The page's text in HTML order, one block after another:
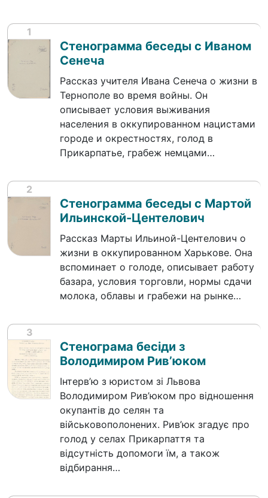
1
Стенограмма беседы с Иваном
Сенеча
Рассказ учителя Ивана Сенеча о жизни в
Тернополе во время войны. Он
описывает условия выживания
населения в оккупированном нацистами
городе и окрестностях, голод в
Прикарпатье, грабеж немцами…
2
Стенограмма беседы с Мартой
Ильинской-Центелович
Рассказ Марты Ильиной-Центелович о
жизни в оккупированном Харькове. Она
вспоминает о голоде, описывает работу
базара, условия торговли, нормы сдачи
молока, облавы и грабежи на рынке…
3
Стенограма бесіди з
Володимиром Рив’юком
Інтерв’ю з юристом зі Львова
Володимиром Рив’юком про відношення
окупантів до селян та
військовополонених. Рив’юк згадує про
голод у селах Прикарпаття та
відсутність допомоги їм, а також
відбирання…